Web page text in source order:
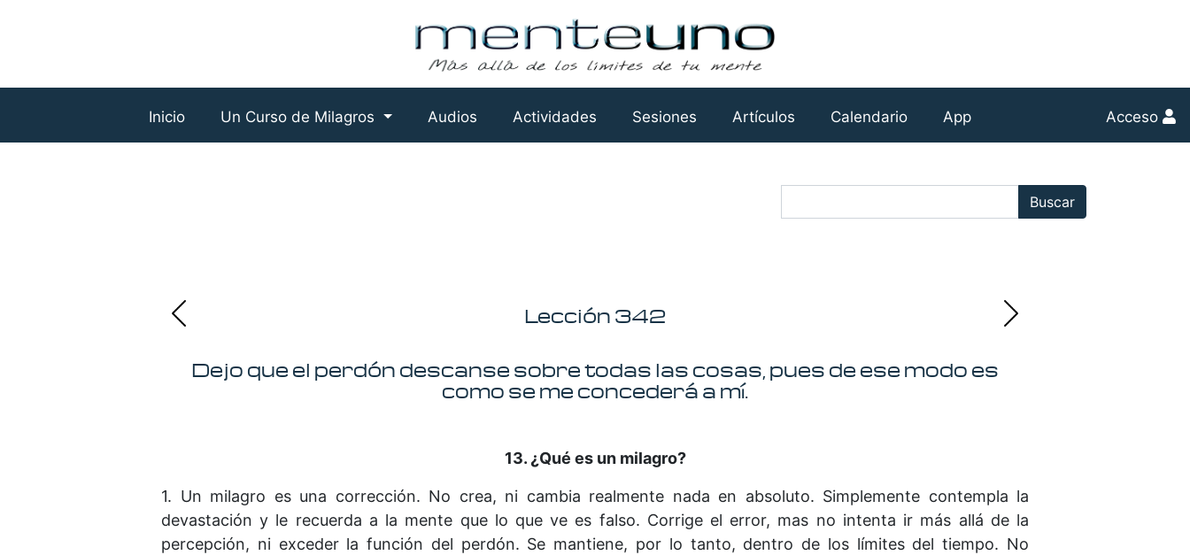
Inicio Un Curso de Milagros Audios Actividades Sesiones Artículos Calendario App Acceso
Buscar:
Buscar
Lección 342
Dejo que el perdón descanse sobre todas las cosas, pues de ese modo es
como se me concederá a mí.
13. ¿Qué es un milagro?
1. Un milagro es una corrección. No crea, ni cambia realmente nada en absoluto. Simplemente contempla la
devastación y le recuerda a la mente que lo que ve es falso. Corrige el error, mas no intenta ir más allá de la
percepción, ni exceder la función del perdón. Se mantiene, por lo tanto, dentro de los límites del tiempo. No